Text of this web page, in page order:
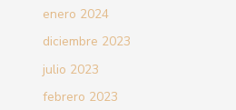
enero 2024
diciembre 2023
julio 2023
febrero 2023